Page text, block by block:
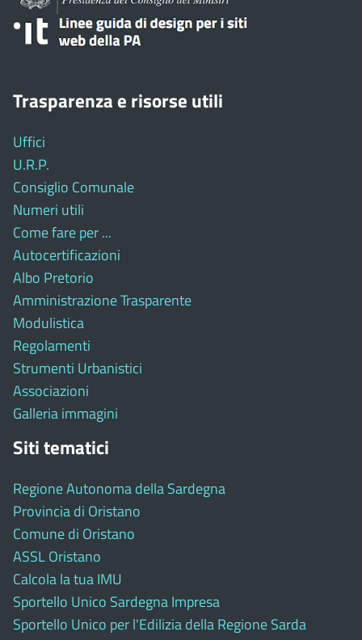
Trasparenza e risorse utili
Uffici
U.R.P.
Consiglio Comunale
Numeri utili
Come fare per ...
Autocertificazioni
Albo Pretorio
Amministrazione Trasparente
Modulistica
Regolamenti
Strumenti Urbanistici
Associazioni
Galleria immagini
Siti tematici
Regione Autonoma della Sardegna
Provincia di Oristano
Comune di Oristano
ASSL Oristano
Calcola la tua IMU
Sportello Unico Sardegna Impresa
Sportello Unico per l'Edilizia della Regione Sarda